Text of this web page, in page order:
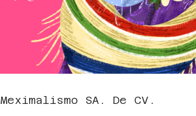
Meximalismo SA. De CV.